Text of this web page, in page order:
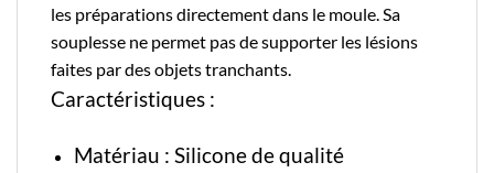
les préparations directement dans le moule. Sa
souplesse ne permet pas de supporter les lésions
faites par des objets tranchants.
Caractéristiques :
Matériau : Silicone de qualité